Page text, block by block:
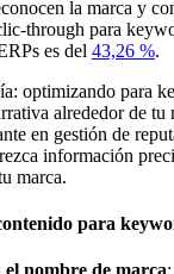
la marca y
through para
es del 43,26 %.
optimizando para
alrededor de tu
en gestión de
información
marca.
para